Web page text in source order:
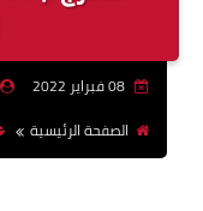
08 فبراير 2022
الصفحة الرئيسية